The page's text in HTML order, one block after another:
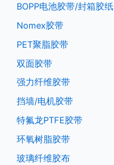
BOPP电池胶带/封箱胶纸
Nomex胶带
PET聚脂胶带
双面胶带
强力纤维胶带
挡墙/电机胶带
特氟龙PTFE胶带
环氧树脂胶带
玻璃纤维胶布